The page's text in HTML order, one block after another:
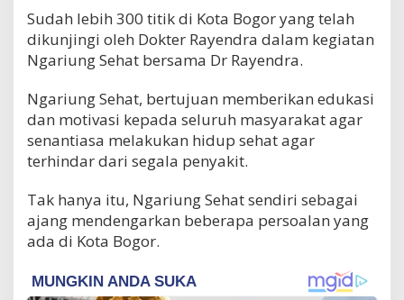
Sudah lebih 300 titik di Kota Bogor yang telah
dikunjingi oleh Dokter Rayendra dalam kegiatan
Ngariung Sehat bersama Dr Rayendra.
Ngariung Sehat, bertujuan memberikan edukasi
dan motivasi kepada seluruh masyarakat agar
senantiasa melakukan hidup sehat agar
terhindar dari segala penyakit.
Tak hanya itu, Ngariung Sehat sendiri sebagai
ajang mendengarkan beberapa persoalan yang
ada di Kota Bogor.